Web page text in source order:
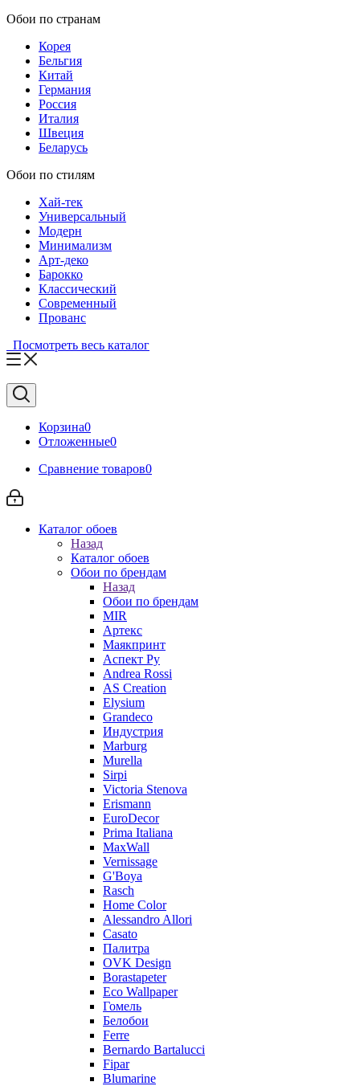
Обои по странам
Корея
Бельгия
Китай
Германия
Россия
Италия
Швеция
Беларусь
Обои по стилям
Хай-тек
Универсальный
Модерн
Минимализм
Арт-деко
Барокко
Классический
Современный
Прованс
Посмотреть весь каталог
Корзина0
Отложенные0
Сравнение товаров0
Каталог обоев
Назад
Каталог обоев
Обои по брендам
Назад
Обои по брендам
MIR
Артекс
Маякпринт
Аспект Ру
Andrea Rossi
AS Creation
Elysium
Grandeco
Индустрия
Marburg
Murella
Sirpi
Victoria Stenova
Erismann
EuroDecor
Prima Italiana
MaxWall
Vernissage
G'Boya
Rasch
Home Color
Alessandro Allori
Casato
Палитра
OVK Design
Borastapeter
Eco Wallpaper
Гомель
Белобои
Ferre
Bernardo Bartalucci
Fipar
Blumarine